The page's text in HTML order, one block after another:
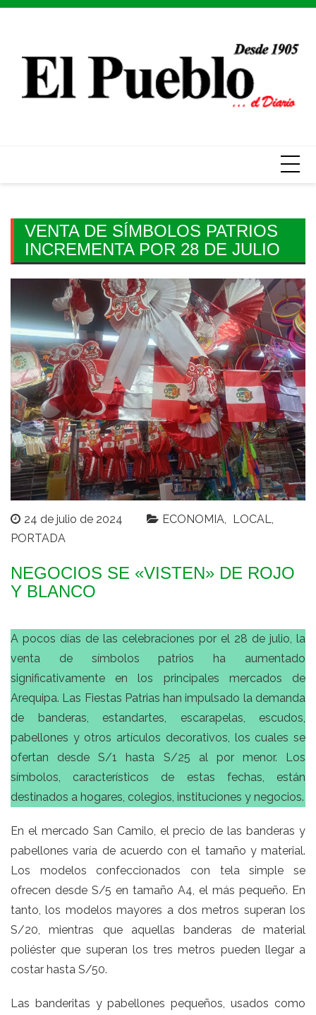
Skip
VENTA DE SÍMBOLOS PATRIOS
INCREMENTA POR 28 DE JULIO
24 de julio de 2024 ECONOMIA
LOCAL
PORTADA
NEGOCIOS SE «VISTEN» DE ROJO
Y BLANCO
A pocos días de las celebraciones por el 28 de julio, la
venta de símbolos patrios ha aumentado
significativamente en los principales mercados de
Arequipa. Las Fiestas Patrias han impulsado la demanda
de banderas, estandartes, escarapelas, escudos,
pabellones y otros artículos decorativos, los cuales se
ofertan desde S/1 hasta S/25 al por menor. Los
símbolos, característicos de estas fechas, están
destinados a hogares, colegios, instituciones y negocios.
En el mercado San Camilo, el precio de las banderas y
pabellones varía de acuerdo con el tamaño y material.
Los modelos confeccionados con tela simple se
ofrecen desde S/5 en tamaño A4, el más pequeño. En
tanto, los modelos mayores a dos metros superan los
S/20, mientras que aquellas banderas de material
poliéster que superan los tres metros pueden llegar a
costar hasta S/50.
Las banderitas y pabellones pequeños, usados como